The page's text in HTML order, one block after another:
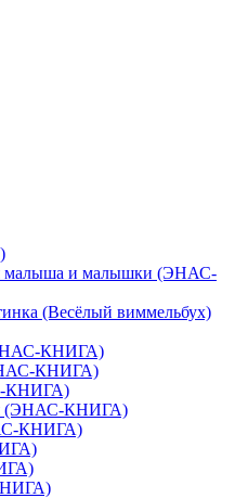
малыша и малышки (ЭНАС-
(Весёлый виммельбух)
КНИГА)
КНИГА)
КНИГА)
(ЭНАС-КНИГА)
КНИГА)